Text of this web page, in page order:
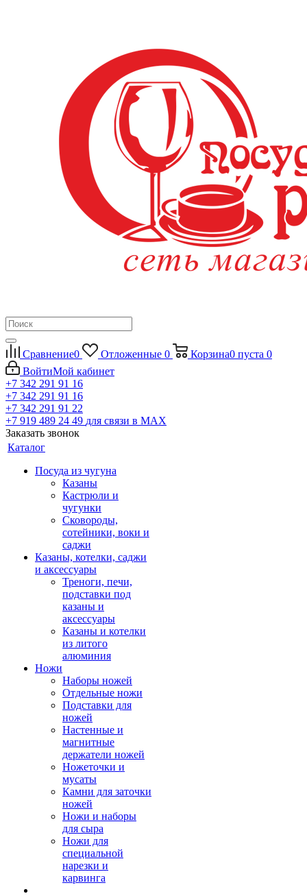
Сравнение0 Отложенные 0 Корзина0 пуста 0
ВойтиМой кабинет
+7 342 291 91 16
+7 342 291 91 16
+7 342 291 91 22
+7 919 489 24 49 для связи в МАХ
Заказать звонок
Каталог
Посуда из чугуна
Казаны
Кастрюли и
чугунки
Сковороды,
сотейники, воки и
саджи
Казаны, котелки, саджи
и аксессуары
Треноги, печи,
подставки под
казаны и
аксессуары
Казаны и котелки
из литого
алюминия
Ножи
Наборы ножей
Отдельные ножи
Подставки для
ножей
Настенные и
магнитные
держатели ножей
Ножеточки и
мусаты
Камни для заточки
ножей
Ножи и наборы
для сыра
Ножи для
специальной
нарезки и
карвинга